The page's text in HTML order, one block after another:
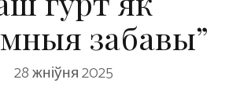
забавы”
28 жніўня 2025